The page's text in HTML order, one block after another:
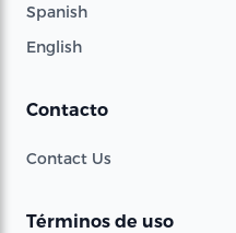
Spanish
English
Contacto
Contact Us
Términos de uso